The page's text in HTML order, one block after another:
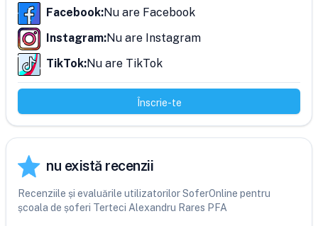
Facebook:Nu are Facebook
Instagram:Nu are Instagram
TikTok:Nu are TikTok
Înscrie-te
nu există recenzii
Recenziile și evaluările utilizatorilor SoferOnline pentru
școala de șoferi Terteci Alexandru Rares PFA